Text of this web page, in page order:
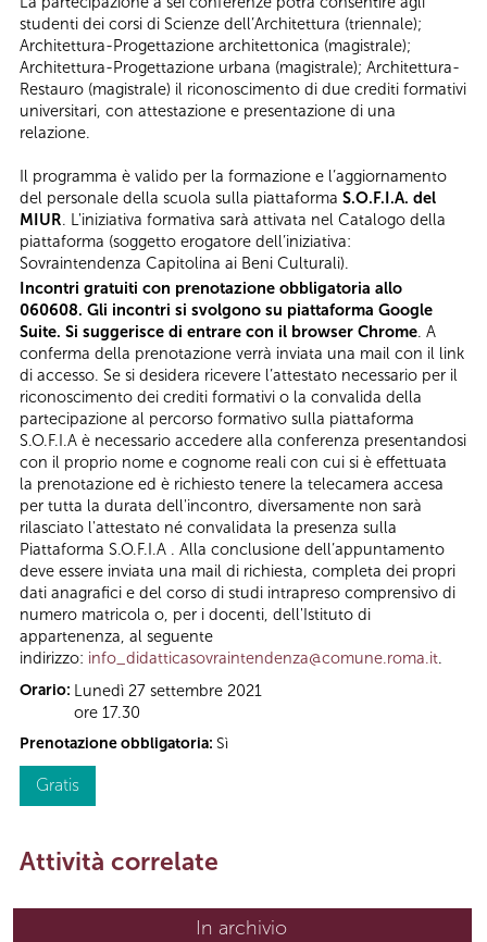
studenti dei corsi di Scienze dell’Architettura (triennale);
Architettura-Progettazione architettonica (magistrale);
Architettura-Progettazione urbana (magistrale); Architettura-
Restauro (magistrale) il riconoscimento di due crediti formativi
universitari, con attestazione e presentazione di una
relazione.
Il programma è valido per la formazione e l’aggiornamento
del personale della scuola sulla piattaforma S.O.F.I.A. del
MIUR. L'iniziativa formativa sarà attivata nel Catalogo della
piattaforma (soggetto erogatore dell’iniziativa:
Sovraintendenza Capitolina ai Beni Culturali).
Incontri gratuiti con prenotazione obbligatoria allo
060608. Gli incontri si svolgono su piattaforma Google
Suite. Si suggerisce di entrare con il browser Chrome. A
conferma della prenotazione verrà inviata una mail con il link
di accesso. Se si desidera ricevere l’attestato necessario per il
riconoscimento dei crediti formativi o la convalida della
partecipazione al percorso formativo sulla piattaforma
S.O.F.I.A è necessario accedere alla conferenza presentandosi
con il proprio nome e cognome reali con cui si è effettuata
la prenotazione ed è richiesto tenere la telecamera accesa
per tutta la durata dell'incontro, diversamente non sarà
rilasciato l'attestato né convalidata la presenza sulla
Piattaforma S.O.F.I.A . Alla conclusione dell’appuntamento
deve essere inviata una mail di richiesta, completa dei propri
dati anagrafici e del corso di studi intrapreso comprensivo di
numero matricola o, per i docenti, dell'Istituto di
appartenenza, al seguente
indirizzo: info_didatticasovraintendenza@comune.roma.it.
Orario: Lunedì 27 settembre 2021
ore 17.30
Prenotazione obbligatoria: Sì
Gratis
Attività correlate
In archivio